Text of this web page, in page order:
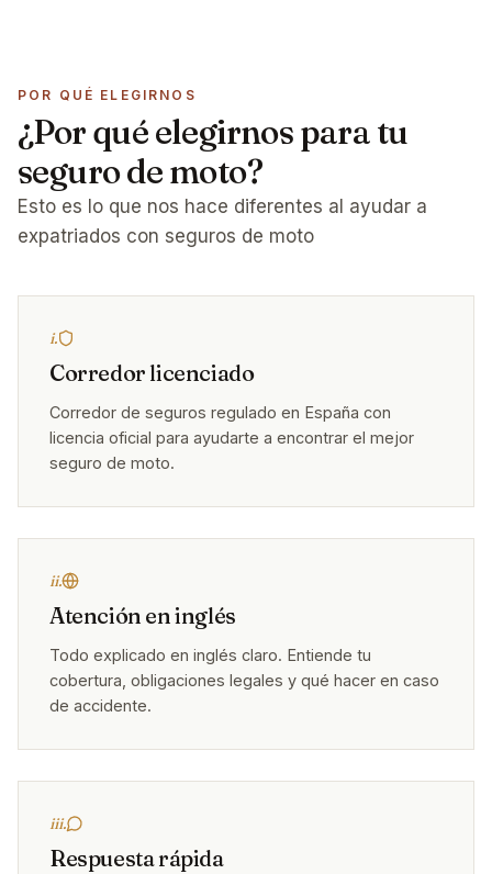
POR QUÉ ELEGIRNOS
¿Por qué elegirnos para tu
seguro de moto?
Esto es lo que nos hace diferentes al ayudar a
expatriados con seguros de moto
i.
Corredor licenciado
Corredor de seguros regulado en España con
licencia oficial para ayudarte a encontrar el mejor
seguro de moto.
ii.
Atención en inglés
Todo explicado en inglés claro. Entiende tu
cobertura, obligaciones legales y qué hacer en caso
de accidente.
iii.
Respuesta rápida